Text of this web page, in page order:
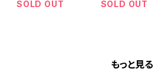
SOLD OUT
SOLD OUT
もっと見る